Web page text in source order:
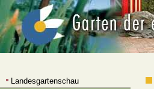
Landesgartenschau